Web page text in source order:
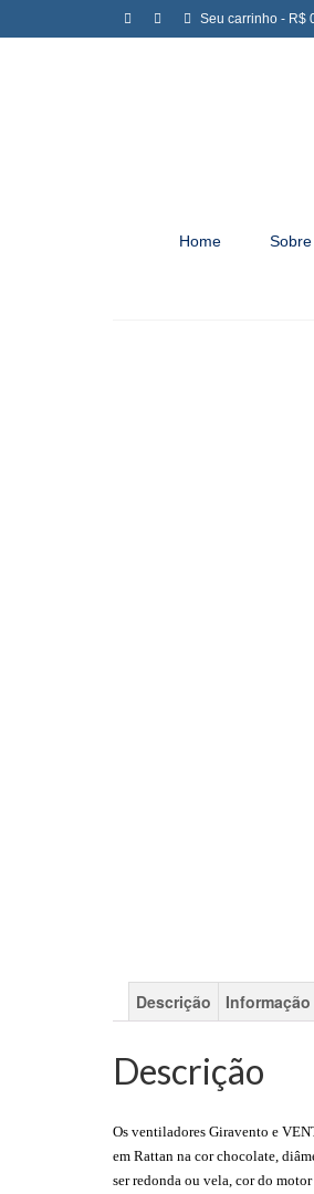
Seu carrinho - R$
Home Sobre
Descrição
Descrição
Os ventiladores Giravento e
em Rattan na cor chocolate,
ser redonda ou vela, cor do